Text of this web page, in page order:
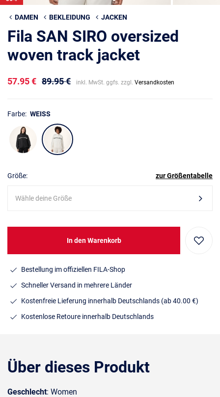
DAMEN BEKLEIDUNG JACKEN
Fila SAN SIRO oversized
woven track jacket
57.95 € 89.95 € inkl. MwSt. ggfs. zzgl. Versandkosten
Farbe: WEISS
Größe: zur Größentabelle
Wähle deine Größe
In den Warenkorb
Bestellung im offiziellen FILA-Shop
Schneller Versand in mehrere Länder
Kostenfreie Lieferung innerhalb Deutschlands (ab 40.00 €)
Kostenlose Retoure innerhalb Deutschlands
Über dieses Produkt
Geschlecht: Women